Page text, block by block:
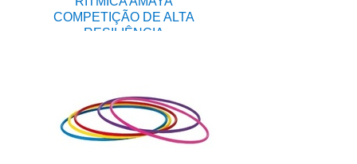
COMPETIÇÃO DE ALTA
RESILIÊNCIA